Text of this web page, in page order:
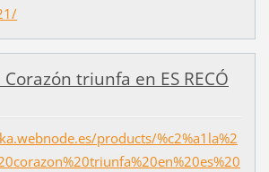
Corazón triunfa en ES RECÓ
products/%c2%a1la%2